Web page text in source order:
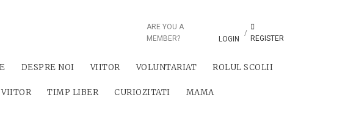
ARE YOU A
MEMBER?
LOGIN
/
REGISTER
DESPRE NOI VIITOR VOLUNTARIAT ROLUL SCOLII
VIITOR TIMP LIBER CURIOZITATI MAMA